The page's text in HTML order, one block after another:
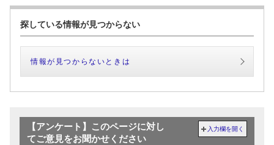
探している情報が見つからない
情報が見つからないときは
【アンケート】このページに対し
てご意見をお聞かせください
入力欄を開く